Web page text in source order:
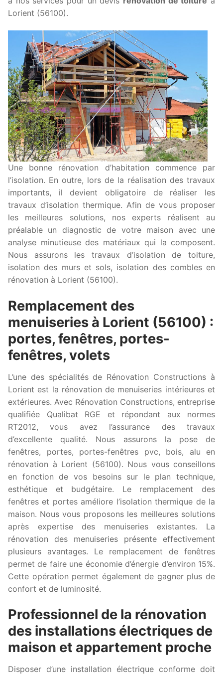
Lorient (56100).
Une bonne rénovation d’habitation commence par
l’isolation. En outre, lors de la réalisation des travaux
importants, il devient obligatoire de réaliser les
travaux d’isolation thermique. Afin de vous proposer
les meilleures solutions, nos experts réalisent au
préalable un diagnostic de votre maison avec une
analyse minutieuse des matériaux qui la composent.
Nous assurons les travaux d’isolation de toiture,
isolation des murs et sols, isolation des combles en
rénovation à Lorient (56100).
Remplacement des
menuiseries à Lorient (56100) :
portes, fenêtres, portes-
fenêtres, volets
L’une des spécialités de Rénovation Constructions à
Lorient est la rénovation de menuiseries intérieures et
extérieures. Avec Rénovation Constructions, entreprise
qualifiée Qualibat RGE et répondant aux normes
RT2012, vous avez l’assurance des travaux
d’excellente qualité. Nous assurons la pose de
fenêtres, portes, portes-fenêtres pvc, bois, alu en
rénovation à Lorient (56100). Nous vous conseillons
en fonction de vos besoins sur le plan technique,
esthétique et budgétaire. Le remplacement des
fenêtres et portes améliore l’isolation thermique de la
maison. Nous vous proposons les meilleures solutions
après expertise des menuiseries existantes. La
rénovation des menuiseries présente effectivement
plusieurs avantages. Le remplacement de fenêtres
permet de faire une économie d’énergie d’environ 15%.
Cette opération permet également de gagner plus de
confort et de luminosité.
Professionnel de la rénovation
des installations électriques de
maison et appartement proche
Disposer d’une installation électrique conforme doit